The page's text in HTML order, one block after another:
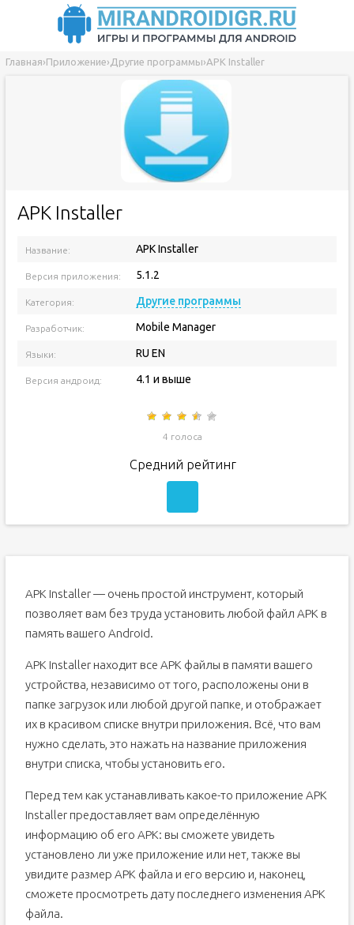
Главная›Приложение› Другие программы›APK Installer
APK Installer
Название: APK Installer
Версия приложения: 5.1.2
Категория: Другие программы
Разработчик: Mobile Manager
Языки: RU EN
Версия андроид: 4.1 и выше
4 голоса
Средний рейтинг
APK Installer — очень простой инструмент, который
позволяет вам без труда установить любой файл APK в
память вашего Android.
APK Installer находит все APK файлы в памяти вашего
устройства, независимо от того, расположены они в
папке загрузок или любой другой папке, и отображает
их в красивом списке внутри приложения. Всё, что вам
нужно сделать, это нажать на название приложения
внутри списка, чтобы установить его.
Перед тем как устанавливать какое-то приложение APK
Installer предоставляет вам определённую
информацию об его APK: вы сможете увидеть
установлено ли уже приложение или нет, также вы
увидите размер APK файла и его версию и, наконец,
сможете просмотреть дату последнего изменения APK
файла.